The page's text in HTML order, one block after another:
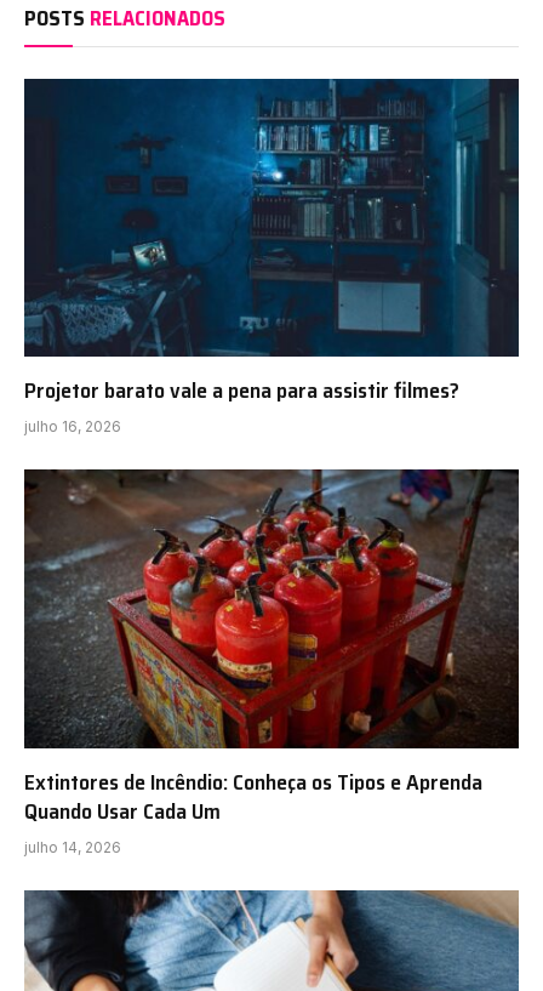
POSTS RELACIONADOS
Projetor barato vale a pena para assistir filmes?
julho 16, 2026
Extintores de Incêndio: Conheça os Tipos e Aprenda
Quando Usar Cada Um
julho 14, 2026